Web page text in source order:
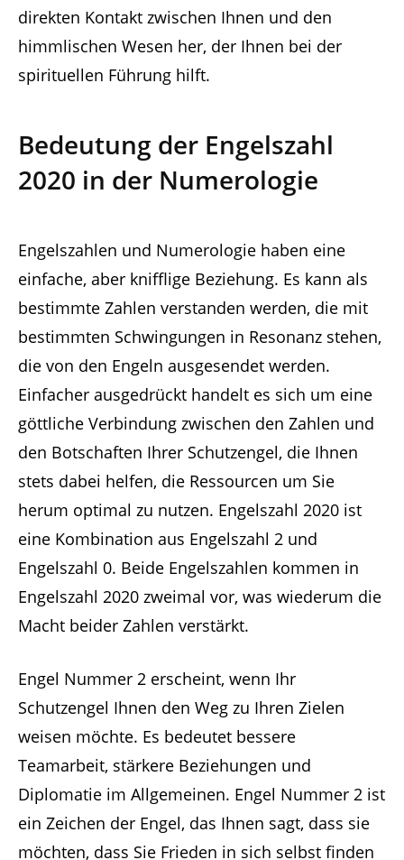
direkten Kontakt zwischen Ihnen und den
himmlischen Wesen her, der Ihnen bei der
spirituellen Führung hilft.
Bedeutung der Engelszahl
2020 in der Numerologie
Engelszahlen und Numerologie haben eine
einfache, aber knifflige Beziehung. Es kann als
bestimmte Zahlen verstanden werden, die mit
bestimmten Schwingungen in Resonanz stehen,
die von den Engeln ausgesendet werden.
Einfacher ausgedrückt handelt es sich um eine
göttliche Verbindung zwischen den Zahlen und
den Botschaften Ihrer Schutzengel, die Ihnen
stets dabei helfen, die Ressourcen um Sie
herum optimal zu nutzen. Engelszahl 2020 ist
eine Kombination aus Engelszahl 2 und
Engelszahl 0. Beide Engelszahlen kommen in
Engelszahl 2020 zweimal vor, was wiederum die
Macht beider Zahlen verstärkt.
Engel Nummer 2 erscheint, wenn Ihr
Schutzengel Ihnen den Weg zu Ihren Zielen
weisen möchte. Es bedeutet bessere
Teamarbeit, stärkere Beziehungen und
Diplomatie im Allgemeinen. Engel Nummer 2 ist
ein Zeichen der Engel, das Ihnen sagt, dass sie
möchten, dass Sie Frieden in sich selbst finden